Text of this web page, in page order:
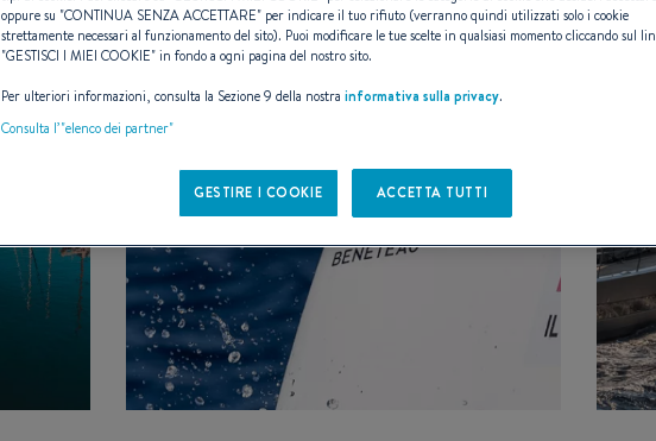
oppure su "CONTINUA SENZA ACCETTARE" per indicare il tuo rifiuto (verranno quindi utilizzati solo i cookie
strettamente necessari al funzionamento del sito). Puoi modificare le tue scelte in qualsiasi momento cliccando sul
"GESTISCI I MIEI COOKIE" in fondo a ogni pagina del nostro sito.
Per ulteriori informazioni, consulta la Sezione 9 della nostra informativa sulla privacy.
Consulta l’"elenco dei partner"
GESTIRE I COOKIE ACCETTA TUTTI